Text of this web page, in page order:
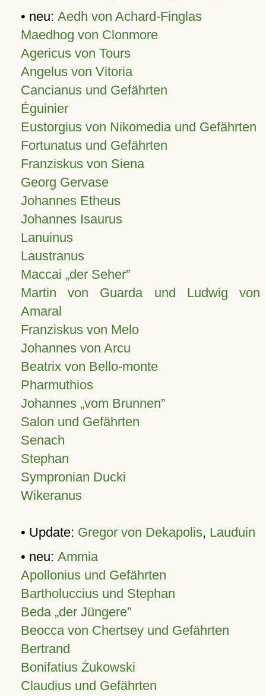
• neu: Aedh von Achard-Finglas
Maedhog von Clonmore
Agericus von Tours
Angelus von Vitoria
Cancianus und Gefährten
Éguinier
Eustorgius von Nikomedia und Gefährten
Fortunatus und Gefährten
Franziskus von Siena
Georg Gervase
Johannes Etheus
Johannes Isaurus
Lanuinus
Laustranus
Maccai „der Seher”
Martin von Guarda und Ludwig von
Amaral
Franziskus von Melo
Johannes von Arcu
Beatrix von Bello-monte
Pharmuthios
Johannes vom Brunnen
Salon und Gefährten
Senach
Stephan
Sympronian Ducki
Wikeranus
• Update: Gregor von Dekapolis, Lauduin
• neu: Ammia
Apollonius und Gefährten
Bartholuccius und Stephan
Beda „der Jüngere”
Beocca von Chertsey und Gefährten
Bertrand
Bonifatius Żukowski
Claudius und Gefährten